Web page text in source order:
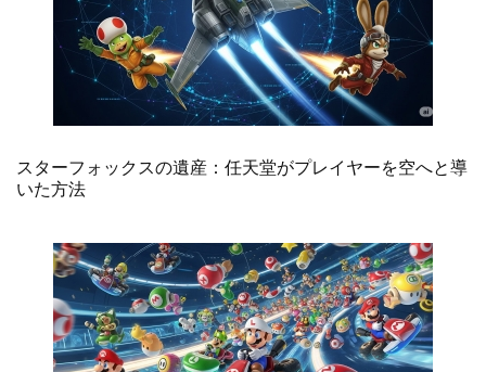
スターフォックスの遺産：任天堂がプレイヤーを空へと導
いた方法